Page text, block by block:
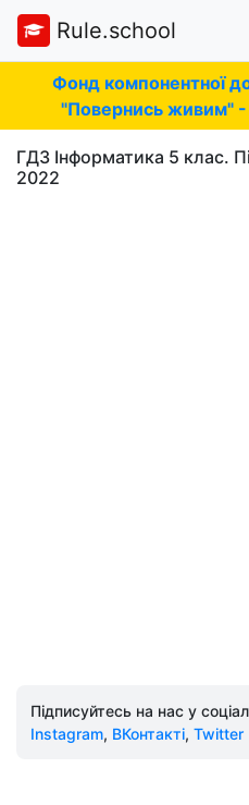
Rule.school
Фонд компонентної
"Повернись живим"
ГДЗ Інформатика 5 клас.
2022
Підписуйтесь на нас у
Instagram, ВКонтакті, Twitter